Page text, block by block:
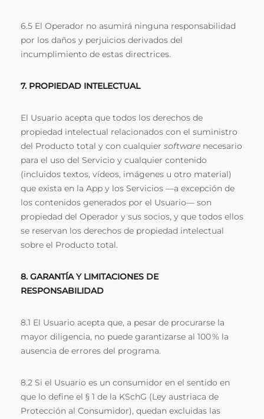
6.5 El Operador no asumirá ninguna responsabilidad
por los daños y perjuicios derivados del
incumplimiento de estas directrices.
7. PROPIEDAD INTELECTUAL
El Usuario acepta que todos los derechos de
propiedad intelectual relacionados con el suministro
del Producto total y con cualquier software necesario
para el uso del Servicio y cualquier contenido
(incluidos textos, vídeos, imágenes u otro material)
que exista en la App y los Servicios —a excepción de
los contenidos generados por el Usuario— son
propiedad del Operador y sus socios, y que todos ellos
se reservan los derechos de propiedad intelectual
sobre el Producto total.
8. GARANTÍA Y LIMITACIONES DE
RESPONSABILIDAD
8.1 El Usuario acepta que, a pesar de procurarse la
mayor diligencia, no puede garantizarse al 100 % la
ausencia de errores del programa.
8.2 Si el Usuario es un consumidor en el sentido en
que lo define el § 1 de la KSchG (Ley austriaca de
Protección al Consumidor), quedan excluidas las